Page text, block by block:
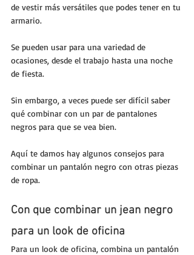
de vestir más versátiles que podes tener en tu
armario.
Se pueden usar para una variedad de
ocasiones, desde el trabajo hasta una noche
de fiesta.
Sin embargo, a veces puede ser difícil saber
qué combinar con un par de pantalones
negros para que se vea bien.
Aquí te damos hay algunos consejos para
combinar un pantalón negro con otras piezas
de ropa.
Con que combinar un jean negro
para un look de oficina
Para un look de oficina, combina un pantalón